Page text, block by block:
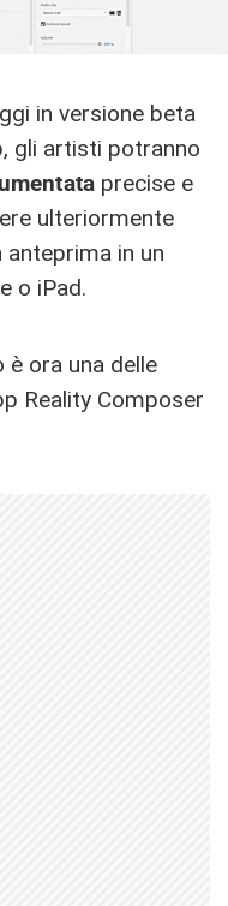
in versione beta
gli artisti potranno
precise e
ulteriormente
in un
o iPad.
è ora una delle
Reality Composer